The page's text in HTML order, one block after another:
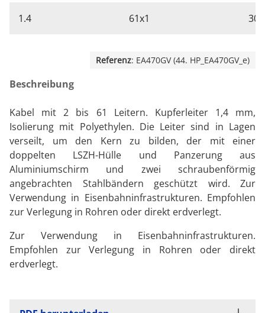
1.4 61x1
Referenz: EA470GV (44. HP_EA470GV_e)
Beschreibung
Kabel mit 2 bis 61 Leitern. Kupferleiter 1,4 mm,
Isolierung mit Polyethylen. Die Leiter sind in Lagen
verseilt, um den Kern zu bilden, der mit einer
doppelten LSZH-Hülle und Panzerung aus
Aluminiumschirm und zwei schraubenförmig
angebrachten Stahlbändern geschützt wird. Zur
Verwendung in Eisenbahninfrastrukturen. Empfohlen
zur Verlegung in Rohren oder direkt erdverlegt.
Zur Verwendung in Eisenbahninfrastrukturen.
Empfohlen zur Verlegung in Rohren oder direkt
erdverlegt.